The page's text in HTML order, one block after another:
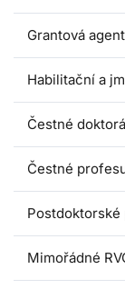
Grantová
Habilitační a
Čestné
Čestné
Postdoktorské
Mimořádné